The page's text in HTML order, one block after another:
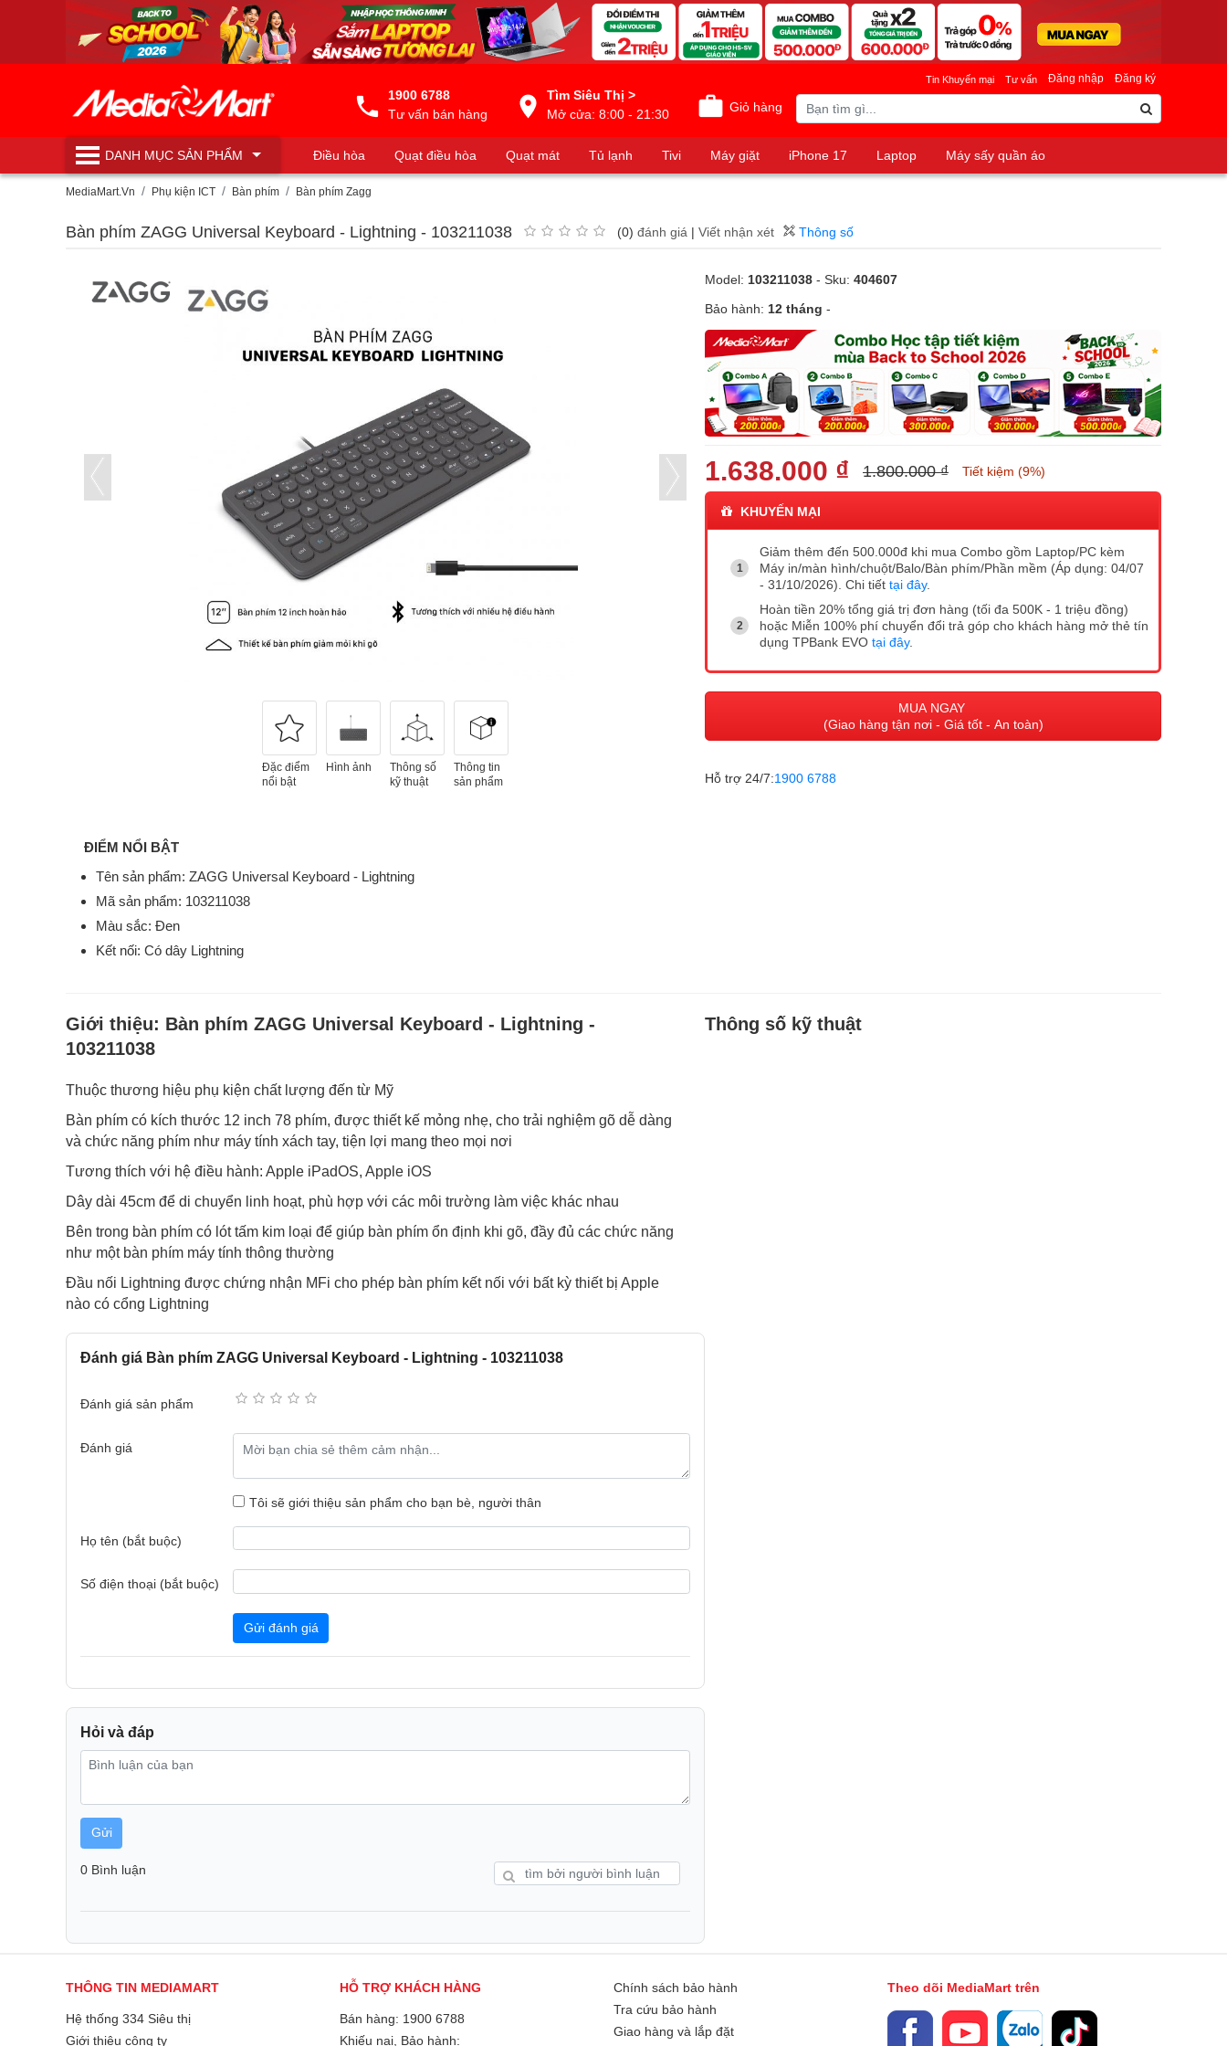
1900 6788
Tư vấn bán hàng
Tìm Siêu Thị >
Mở cửa: 8:00 - 21:30
Giỏ hàng
Đăng nhập Đăng ký
Tin Khuyến mại Tư vấn
DANH MỤCSẢN PHẨM Điều hòa Quạt điều hòa Quạt mát Tủ lạnh Tivi Máy giặt iPhone 17 Laptop
Máy sấy quần áo
Máy lọc nước
MediaMart.Vn Phụ kiện ICT Bàn phím Bàn phím Zagg
Bàn phím ZAGG Universal Keyboard - Lightning - 103211038 (0) đánh giá | Viết nhận xét Thông số
Đặc điểm
nổi bật
Hình ảnh
Thông số
kỹ thuật
Thông tin
sản phẩm
ĐIỂM NỔI BẬT
Tên sản phẩm: ZAGG Universal Keyboard - Lightning
Mã sản phẩm: 103211038
Màu sắc: Đen
Kết nối: Có dây Lightning
Model: 103211038 - Sku: 404607
Bảo hành: 12 tháng -
1.638.000 ₫ 1.800.000 ₫ Tiết kiệm (9%)
KHUYẾN MẠI
Giảm thêm đến 500.000đ khi mua Combo gồm Laptop/PC kèm
Máy in/màn hình/chuột/Balo/Bàn phím/Phần mềm (Áp dụng: 04/07
- 31/10/2026). Chi tiết tại đây.
Hoàn tiền 20% tổng giá trị đơn hàng (tối đa 500K - 1 triệu đồng)
hoặc Miễn 100% phí chuyển đổi trả góp cho khách hàng mở thẻ tín
dụng TPBank EVO tại đây.
MUA NGAY
(Giao hàng tận nơi - Giá tốt - An toàn)
Hỗ trợ 24/7:1900 6788
Giới thiệu: Bàn phím ZAGG Universal Keyboard - Lightning -
103211038
Thuộc thương hiệu phụ kiện chất lượng đến từ Mỹ
Bàn phím có kích thước 12 inch 78 phím, được thiết kế mỏng nhẹ, cho trải nghiệm gõ dễ dàng
và chức năng phím như máy tính xách tay, tiện lợi mang theo mọi nơi
Tương thích với hệ điều hành: Apple iPadOS, Apple iOS
Dây dài 45cm để di chuyển linh hoạt, phù hợp với các môi trường làm việc khác nhau
Bên trong bàn phím có lót tấm kim loại để giúp bàn phím ổn định khi gõ, đầy đủ các chức năng
như một bàn phím máy tính thông thường
Đầu nối Lightning được chứng nhận MFi cho phép bàn phím kết nối với bất kỳ thiết bị Apple
nào có cổng Lightning
Đánh giá Bàn phím ZAGG Universal Keyboard - Lightning - 103211038
Đánh giá sản phẩm
Đánh giá
Tôi sẽ giới thiệu sản phẩm cho bạn bè, người thân
Họ tên (bắt buộc)
Số điện thoại (bắt buộc)
Gửi đánh giá
Hỏi và đáp
Gửi
0 Bình luận
Thông số kỹ thuật
THÔNG TIN MEDIAMART
Hệ thống 334 Siêu thị
Giới thiệu công ty
HỖ TRỢ KHÁCH HÀNG
Bán hàng: 1900 6788
Khiếu nại, Bảo hành:
Chính sách bảo hành
Tra cứu bảo hành
Giao hàng và lắp đặt
Theo dõi MediaMart trên